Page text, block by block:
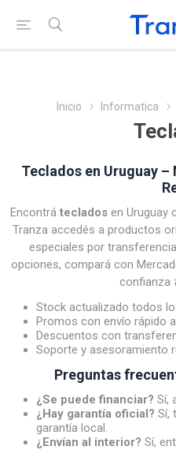
Inicio Informatica
Teclados en Uruguay
Encontrá tecladosen Uruguay
Tranza accedés a productos
especiales por
opciones, compará con
confianza
Stock actualizado todos
Promos con envío rápido
Descuentos con
Soporte y asesoramiento
Preguntas
¿Se puede financiar? Sí,
¿Hay garantía oficial? Sí,
garantía local.
¿Envían al interior? Sí,